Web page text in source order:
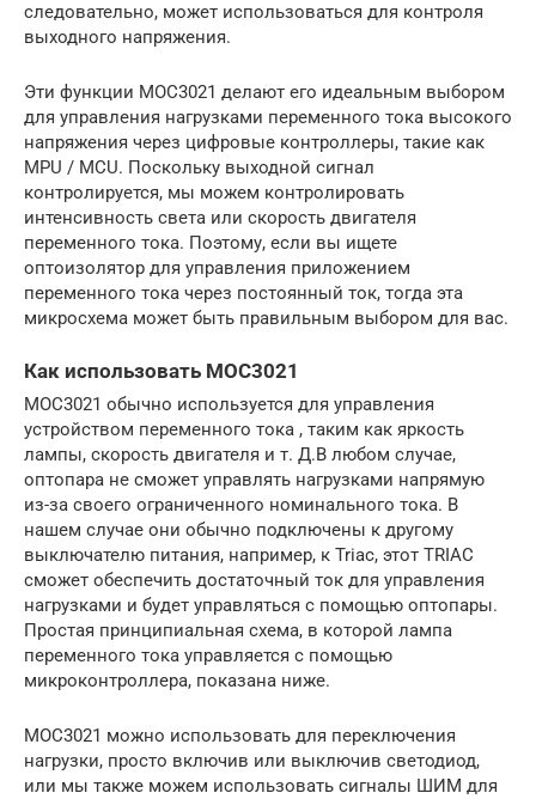
следовательно, может использоваться для контроля
выходного напряжения.
Эти функции MOC3021 делают его идеальным выбором
для управления нагрузками переменного тока высокого
напряжения через цифровые контроллеры, такие как
MPU / MCU. Поскольку выходной сигнал
контролируется, мы можем контролировать
интенсивность света или скорость двигателя
переменного тока. Поэтому, если вы ищете
оптоизолятор для управления приложением
переменного тока через постоянный ток, тогда эта
микросхема может быть правильным выбором для вас.
Как использовать MOC3021
MOC3021 обычно используется для управления
устройством переменного тока , таким как яркость
лампы, скорость двигателя и т. Д.В любом случае,
оптопара не сможет управлять нагрузками напрямую
из-за своего ограниченного номинального тока. В
нашем случае они обычно подключены к другому
выключателю питания, например, к Triac, этот TRIAC
сможет обеспечить достаточный ток для управления
нагрузками и будет управляться с помощью оптопары.
Простая принципиальная схема, в которой лампа
переменного тока управляется с помощью
микроконтроллера, показана ниже.
MOC3021 можно использовать для переключения
нагрузки, просто включив или выключив светодиод,
или мы также можем использовать сигналы ШИМ для